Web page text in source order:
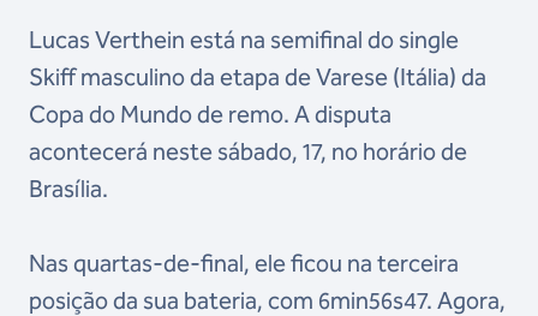
Lucas Verthein está na semifinal do single
Skiff masculino da etapa de Varese (Itália) da
Copa do Mundo de remo. A disputa
acontecerá neste sábado, 17, no horário de
Brasília.
Nas quartas-de-final, ele ficou na terceira
posição da sua bateria, com 6min56s47. Agora,